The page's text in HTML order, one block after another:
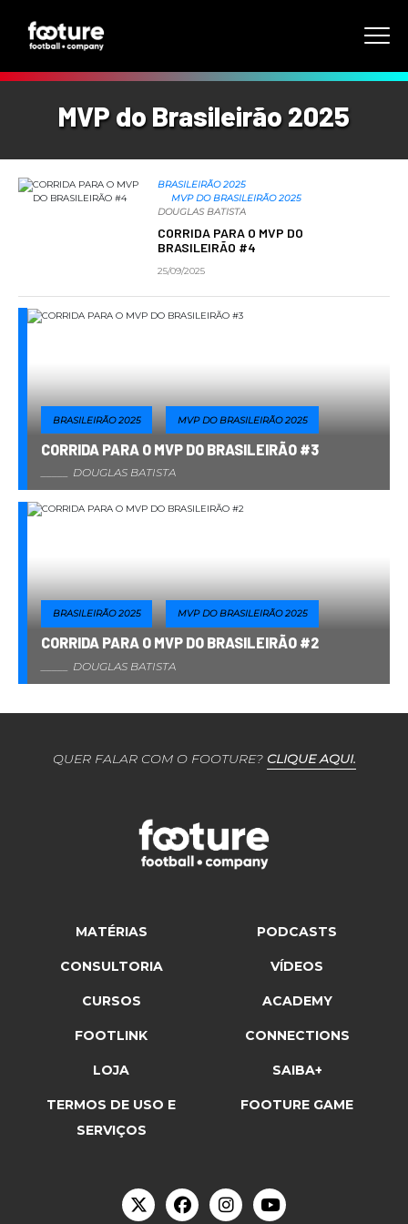
MVP do Brasileirão 2025
BRASILEIRÃO 2025
MVP DO BRASILEIRÃO 2025
DOUGLAS BATISTA
CORRIDA PARA O MVP DO
BRASILEIRÃO #4
25/09/2025
BRASILEIRÃO 2025 MVP DO BRASILEIRÃO 2025
CORRIDA PARA O MVP DO BRASILEIRÃO #3
DOUGLAS BATISTA
BRASILEIRÃO 2025 MVP DO BRASILEIRÃO 2025
CORRIDA PARA O MVP DO BRASILEIRÃO #2
DOUGLAS BATISTA
QUER FALAR COM O FOOTURE? CLIQUE AQUI.
MATÉRIAS PODCASTS
CONSULTORIA VÍDEOS
CURSOS ACADEMY
FOOTLINK CONNECTIONS
LOJA SAIBA+
TERMOS DE USO E
SERVIÇOS
FOOTURE GAME